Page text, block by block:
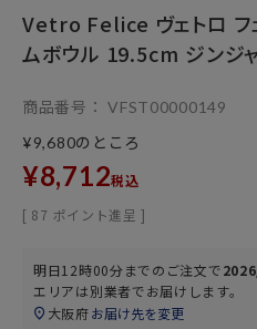
Vetro Felice ヴェトロ フ
ムボウル 19.5cm ジンジ
商品番号
VFST00000149
¥9,680のところ
¥8,712税込
[ 87 ポイント進呈 ]
明日12時00分までのご注文で
エリアは別業者でお届けします。
大阪府お届け先を変更